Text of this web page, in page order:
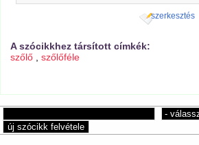
szerkesztés
A szócikkhez társított címkék:
szőlő ,szőlőféle